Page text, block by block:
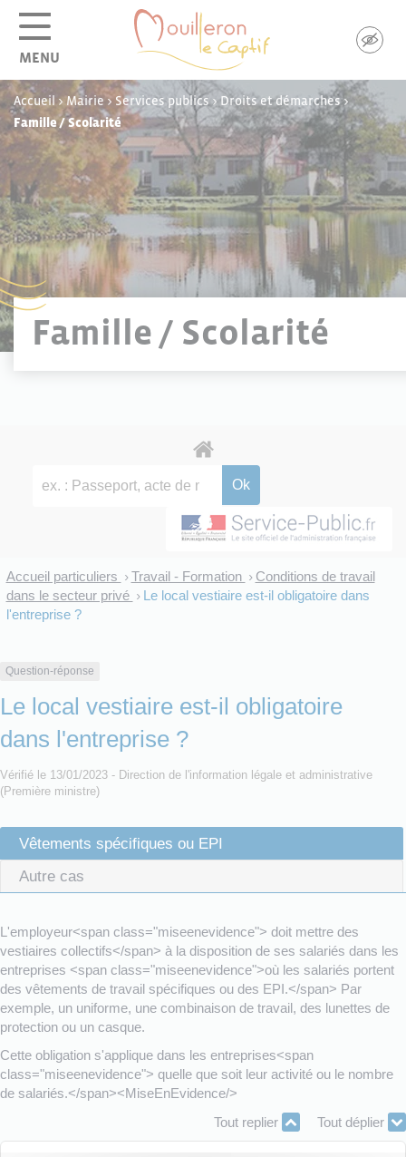
MENU
Accueil >Mairie> Services publics>Droits et démarches>
Famille / Scolarité
Famille / Scolarité
Accueil particuliers > Travail - Formation > Conditions de travail
dans le secteur privé > Le local vestiaire est-il obligatoire dans
l'entreprise ?
Question-réponse
Le local vestiaire est-il obligatoire
dans l'entreprise ?
Vérifié le 13/01/2023 - Direction de l'information légale et administrative
(Première ministre)
Vêtements spécifiques ou EPI
Autre cas
L'employeur<span class="miseenevidence"> doit mettre des
vestiaires collectifs</span> à la disposition de ses salariés dans les
entreprises <span class="miseenevidence">où les salariés portent
des vêtements de travail spécifiques ou des EPI.</span> Par
exemple, un uniforme, une combinaison de travail, des lunettes de
protection ou un casque.
Cette obligation s'applique dans les entreprises<span
class="miseenevidence"> quelle que soit leur activité ou le nombre
de salariés.</span><MiseEnEvidence/>
Tout replier
Tout déplier
Panneau de gestion des cookies